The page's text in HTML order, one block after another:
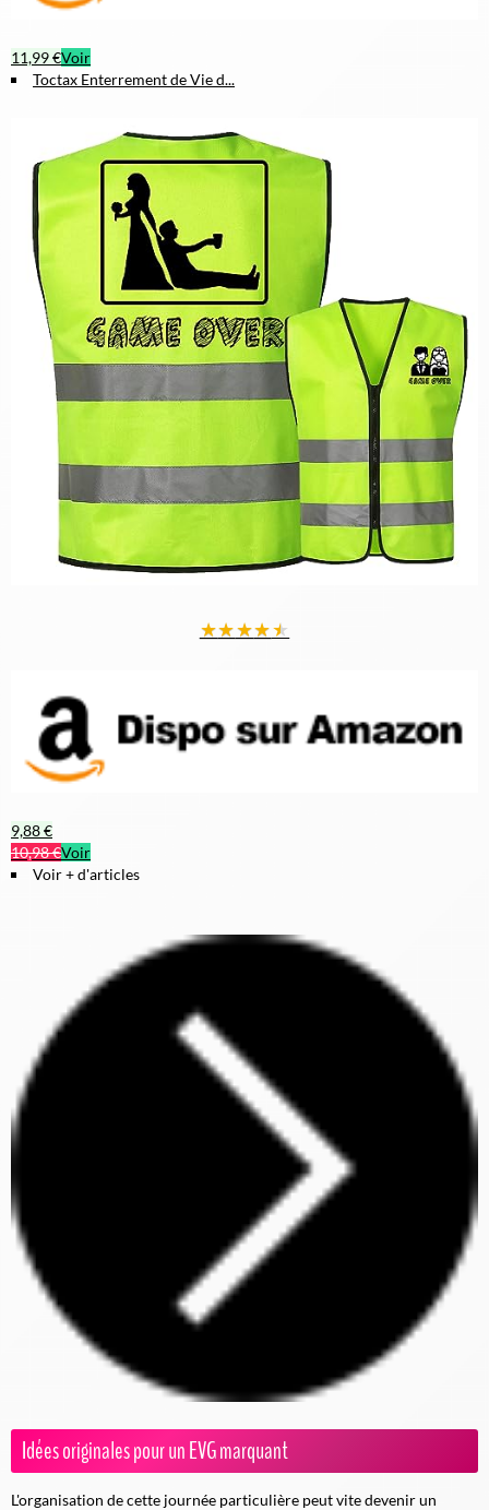
11,99 €Voir
Toctax Enterrement de Vie d...
★★★★★
9,88 €
10,98 €Voir
Voir + d'articles
Idées originales pour un EVG marquant
L'organisation de cette journée particulière peut vite devenir un